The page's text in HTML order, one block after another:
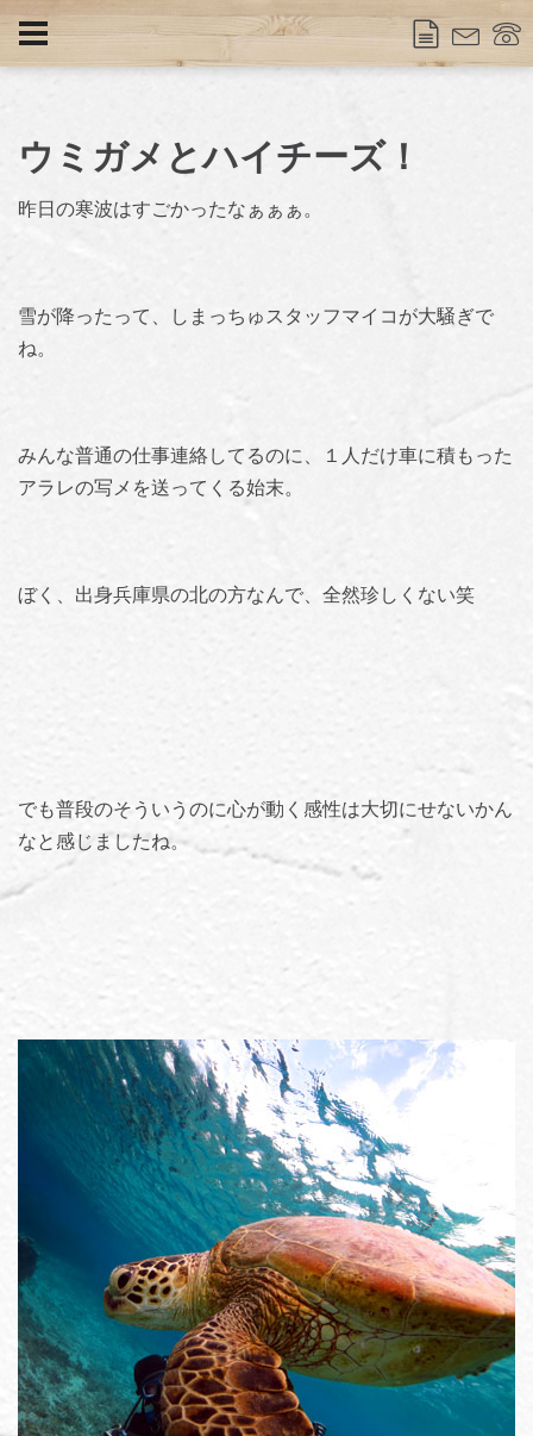
ウミガメとハイチーズ！
昨日の寒波はすごかったなぁぁぁ。
雪が降ったって、しまっちゅスタッフマイコが大騒ぎで
ね。
みんな普通の仕事連絡してるのに、１人だけ車に積もった
アラレの写メを送ってくる始末。
ぼく、出身兵庫県の北の方なんで、全然珍しくない笑
でも普段のそういうのに心が動く感性は大切にせないかん
なと感じましたね。